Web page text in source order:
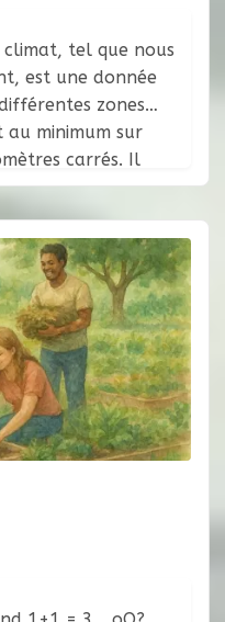
climat, tel que nous
est une donnée
zones
au minimum sur
carrés. Il
de végétation de
déserts,
le plus proche